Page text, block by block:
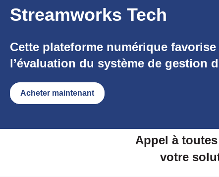
Streamworks Tech
Cette plateforme numérique
l’évaluation du système de gestion
Acheter maintenant
Appel à
votre